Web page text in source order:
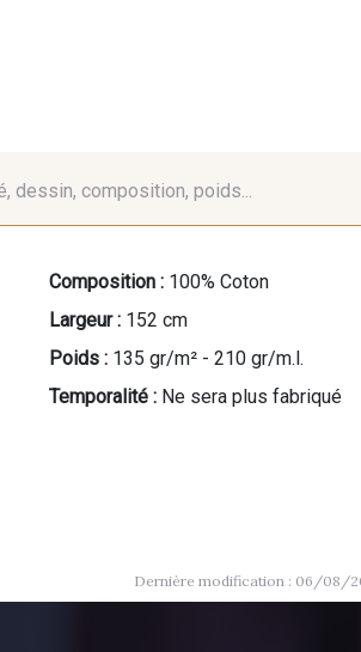
dessin, composition, poids...
Composition : 100% Coton
Largeur : 152 cm
Poids : 135 gr/m² - 210 gr/m.l.
Temporalité : Ne sera plus fabriqué
Dernière modification : 06/08/